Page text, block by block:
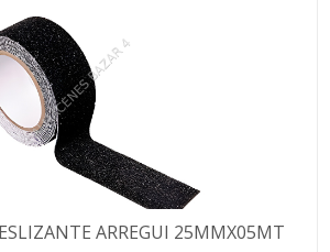
ARREGUI 25MMX05MT